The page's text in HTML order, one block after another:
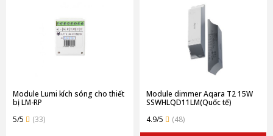
Module Lumi kích sóng cho thiết
bị LM-RP
5/5
(33)
Module dimmer Aqara T2 15W
SSWHLQD11LM(Quốc tế)
4.9/5
(48)